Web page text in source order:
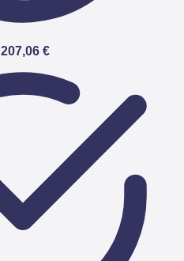
207,06 €